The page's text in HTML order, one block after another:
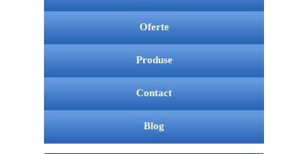
Oferte
Produse
Contact
Blog